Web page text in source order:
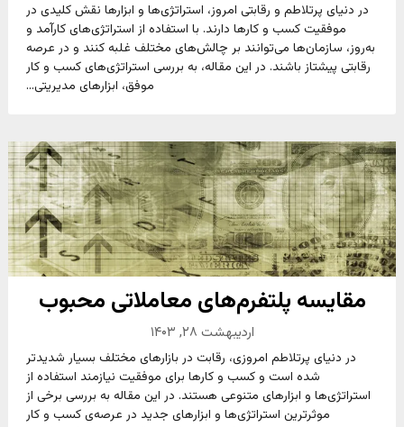
در دنیای پرتلاطم و رقابتی امروز، استراتژی‌ها و ابزارها نقش کلیدی در
موفقیت کسب و کارها دارند. با استفاده از استراتژی‌های کارآمد و
به‌روز، سازمان‌ها می‌توانند بر چالش‌های مختلف غلبه کنند و در عرصه
رقابتی پیشتاز باشند. در این مقاله، به بررسی استراتژی‌های کسب و کار
موفق، ابزارهای مدیریتی...
مقایسه پلتفرم‌های معاملاتی محبوب
اردیبهشت ۲۸, ۱۴۰۳
در دنیای پرتلاطم امروزی، رقابت در بازارهای مختلف بسیار شدیدتر
شده است و کسب و کارها برای موفقیت نیازمند استفاده از
استراتژی‌ها و ابزارهای متنوعی هستند. در این مقاله به بررسی برخی از
موثرترین استراتژی‌ها و ابزارهای جدید در عرصه‌ی کسب و کار